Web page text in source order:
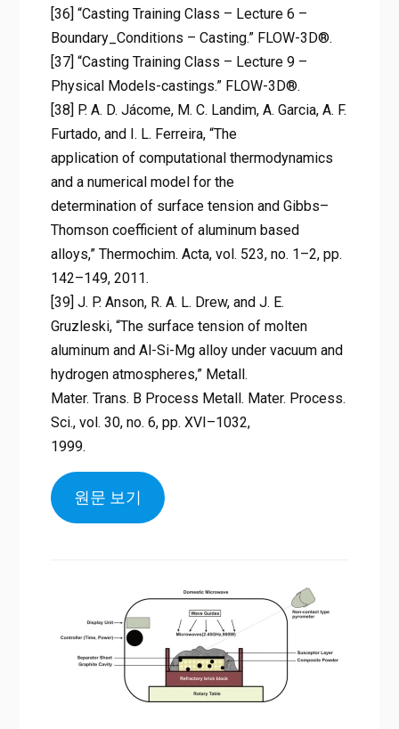
[36] “Casting Training Class – Lecture 6 –
Boundary_Conditions – Casting.” FLOW-3D®.
[37] “Casting Training Class – Lecture 9 –
Physical Models-castings.” FLOW-3D®.
[38] P. A. D. Jácome, M. C. Landim, A. Garcia, A. F.
Furtado, and I. L. Ferreira, “The
application of computational thermodynamics
and a numerical model for the
determination of surface tension and Gibbs–
Thomson coefficient of aluminum based
alloys,” Thermochim. Acta, vol. 523, no. 1–2, pp.
142–149, 2011.
[39] J. P. Anson, R. A. L. Drew, and J. E.
Gruzleski, “The surface tension of molten
aluminum and Al-Si-Mg alloy under vacuum and
hydrogen atmospheres,” Metall.
Mater. Trans. B Process Metall. Mater. Process.
Sci., vol. 30, no. 6, pp. XVI–1032,
1999.
원문 보기